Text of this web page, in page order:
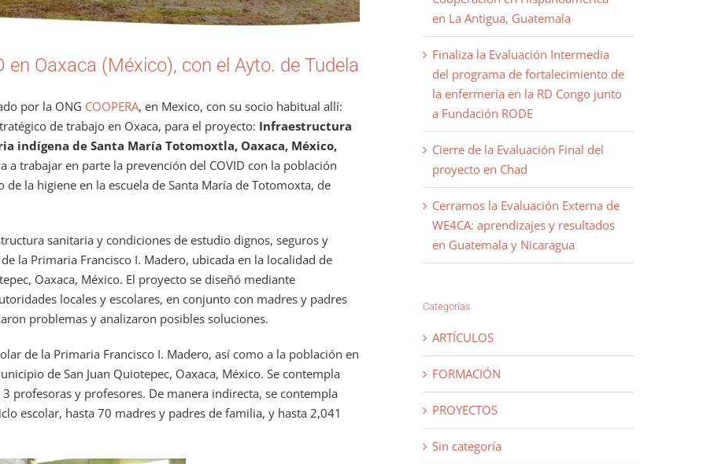
Oaxaca (México), con el Ayto. de Tudela
por la ONG COOPERA, en Mexico, con su socio habitual allí:
de trabajo en Oxaca, para el proyecto: Infraestructura
indígena de Santa María Totomoxtla, Oaxaca, México,
trabajar en parte la prevención del COVID con la población
la higiene en la escuela de Santa María de Totomoxta, de
sanitaria y condiciones de estudio dignos, seguros y
la Primaria Francisco I. Madero, ubicada en la localidad de
Oaxaca, México. El proyecto se diseñó mediante
locales y escolares, en conjunto con madres y padres
problemas y analizaron posibles soluciones.
de la Primaria Francisco I. Madero, así como a la población en
de San Juan Quiotepec, Oaxaca, México. Se contempla
profesoras y profesores. De manera indirecta, se contempla
escolar, hasta 70 madres y padres de familia, y hasta 2,041
en La Antigua, Guatemala
Finaliza la Evaluación Intermedia
del programa de fortalecimiento de
la enfermería en la RD Congo junto
a Fundación RODE
Cierre de la Evaluación Final del
proyecto en Chad
Cerramos la Evaluación Externa de
WE4CA: aprendizajes y resultados
en Guatemala y Nicaragua
Categorías
ARTÍCULOS
FORMACIÓN
PROYECTOS
Sin categoría